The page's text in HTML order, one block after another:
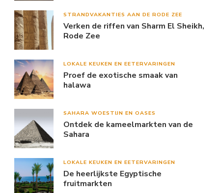
STRANDVAKANTIES AAN DE RODE ZEE
Verken de riffen van Sharm El Sheikh,
Rode Zee
LOKALE KEUKEN EN EETERVARINGEN
Proef de exotische smaak van
halawa
SAHARA WOESTIJN EN OASES
Ontdek de kameelmarkten van de
Sahara
LOKALE KEUKEN EN EETERVARINGEN
De heerlijkste Egyptische
fruitmarkten